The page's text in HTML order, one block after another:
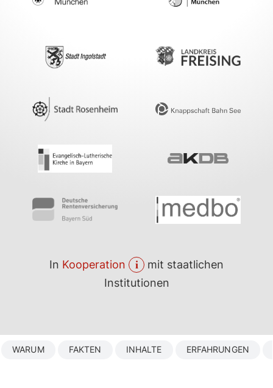
In Kooperation
mit staatlichen
Institutionen
WARUM FAKTEN INHALTE ERFAHRUNGEN